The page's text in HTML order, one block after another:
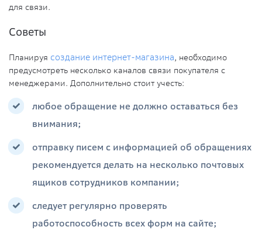
для связи.
Советы
Планируя создание интернет-магазина, необходимо
предусмотреть несколько каналов связи покупателя с
менеджерами. Дополнительно стоит учесть:
любое обращение не должно оставаться без
внимания;
отправку писем с информацией об обращениях
рекомендуется делать на несколько почтовых
ящиков сотрудников компании;
следует регулярно проверять
работоспособность всех форм на сайте;